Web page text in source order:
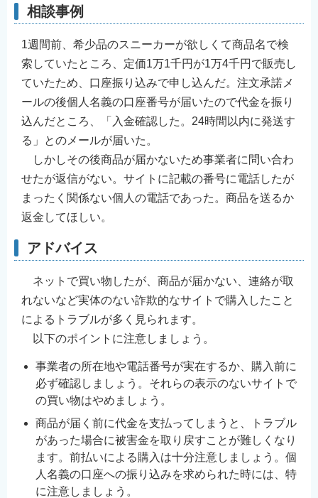
相談事例
1週間前、希少品のスニーカーが欲しくて商品名で検
索していたところ、定価1万1千円が1万4千円で販売し
ていたため、口座振り込みで申し込んだ。注文承諾メ
ールの後個人名義の口座番号が届いたので代金を振り
込んだところ、「入金確認した。24時間以内に発送す
る」とのメールが届いた。
しかしその後商品が届かないため事業者に問い合わ
せたが返信がない。サイトに記載の番号に電話したが
まったく関係ない個人の電話であった。商品を送るか
返金してほしい。
アドバイス
ネットで買い物したが、商品が届かない、連絡が取
れないなど実体のない詐欺的なサイトで購入したこと
によるトラブルが多く見られます。
以下のポイントに注意しましょう。
事業者の所在地や電話番号が実在するか、購入前に
必ず確認しましょう。それらの表示のないサイトで
の買い物はやめましょう。
商品が届く前に代金を支払ってしまうと、トラブル
があった場合に被害金を取り戻すことが難しくなり
ます。前払いによる購入は十分注意しましょう。個
人名義の口座への振り込みを求められた時には、特
に注意しましょう。